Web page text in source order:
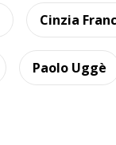
Cinzia
Paolo Uggè